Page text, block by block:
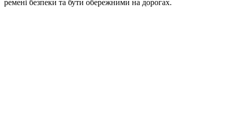
ремені безпеки та бути обережними на дорогах.